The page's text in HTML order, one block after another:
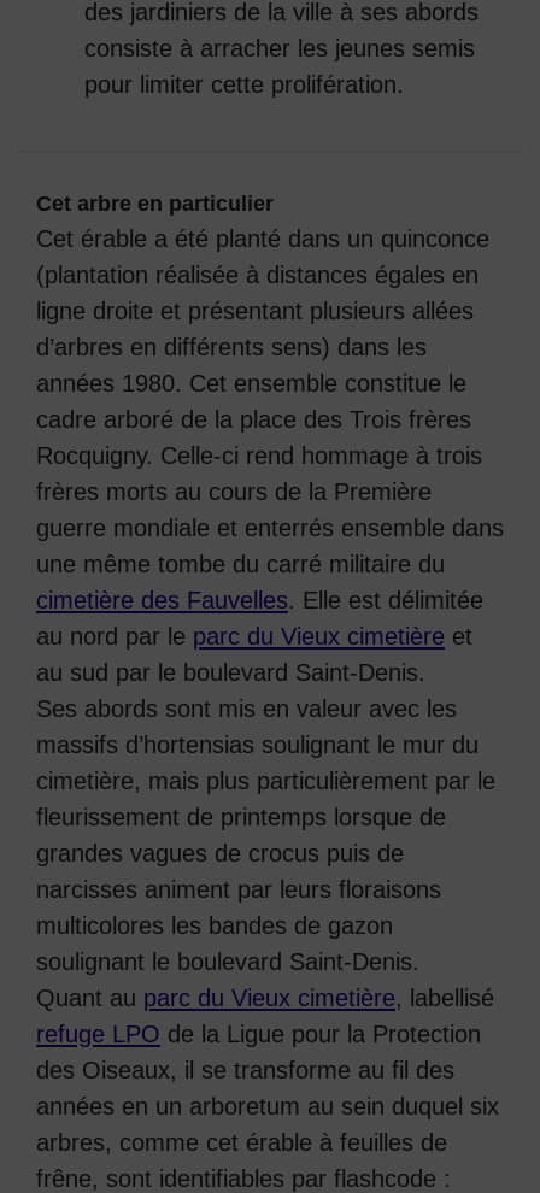
des jardiniers de la ville à ses abords
consiste à arracher les jeunes semis
pour limiter cette prolifération.
Cet arbre en particulier
Cet érable a été planté dans un quinconce
(plantation réalisée à distances égales en
ligne droite et présentant plusieurs allées
d’arbres en différents sens) dans les
années 1980. Cet ensemble constitue le
cadre arboré de la place des Trois frères
Rocquigny. Celle-ci rend hommage à trois
frères morts au cours de la Première
guerre mondiale et enterrés ensemble dans
une même tombe du carré militaire du
cimetière des Fauvelles. Elle est délimitée
au nord par le parc du Vieux cimetière et
au sud par le boulevard Saint-Denis.
Ses abords sont mis en valeur avec les
massifs d’hortensias soulignant le mur du
cimetière, mais plus particulièrement par le
fleurissement de printemps lorsque de
grandes vagues de crocus puis de
narcisses animent par leurs floraisons
multicolores les bandes de gazon
soulignant le boulevard Saint-Denis.
Quant au parc du Vieux cimetière, labellisé
refuge LPO de la Ligue pour la Protection
des Oiseaux, il se transforme au fil des
années en un arboretum au sein duquel six
arbres, comme cet érable à feuilles de
frêne, sont identifiables par flashcode :